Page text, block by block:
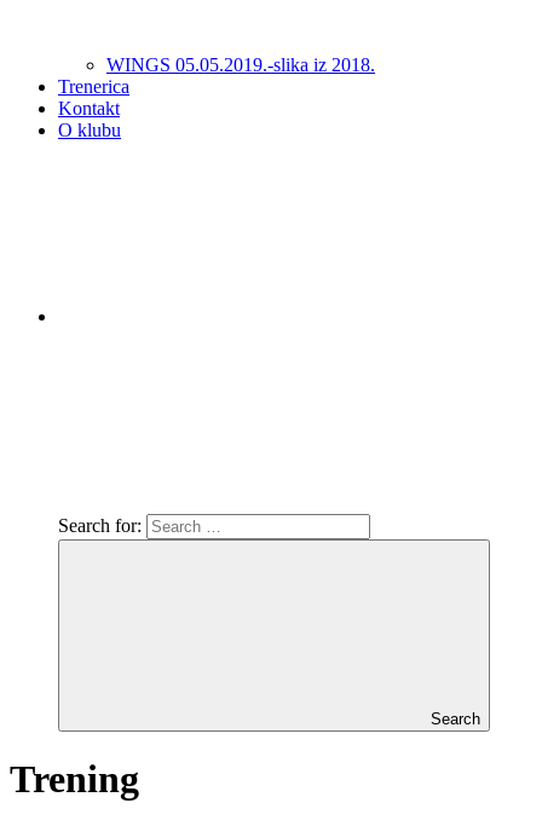
WINGS 05.05.2019.-slika iz 2018.
Trenerica
Kontakt
O klubu
Search for:
Search
Trening